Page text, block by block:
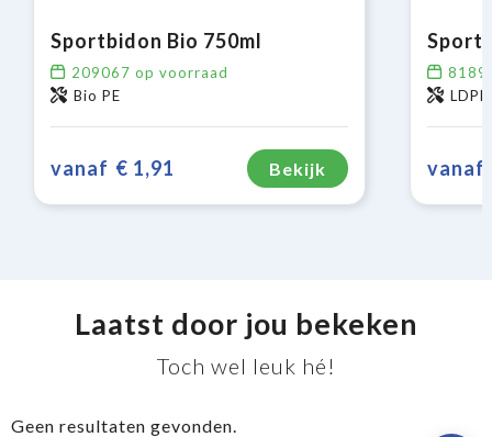
Sportbidon Bio 750ml
209067 op voorraad
Bio PE
vanaf € 1,91 Bekijk vanaf
Laatst door jou bekeken
Toch wel leuk hé!
Geen resultaten gevonden.